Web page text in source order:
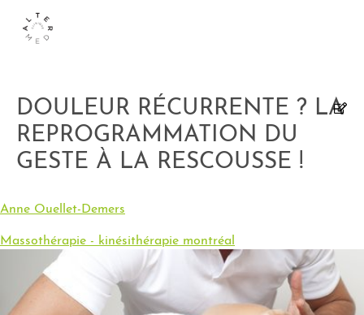
DOULEUR RÉCURRENTE ? LA
REPROGRAMMATION DU
GESTE À LA RESCOUSSE !
Anne Ouellet-Demers
Massothérapie - kinésithérapie montréal